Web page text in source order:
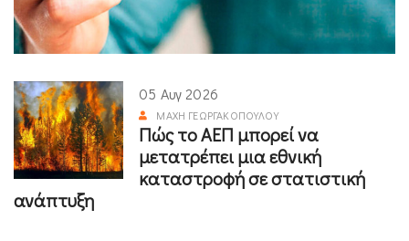
05 Αυγ 2026
ΜΆΧΗ ΓΕΩΡΓΑΚΟΠΟΎΛΟΥ
Πώς το ΑΕΠ μπορεί να
μετατρέπει μια εθνική
καταστροφή σε στατιστική
ανάπτυξη